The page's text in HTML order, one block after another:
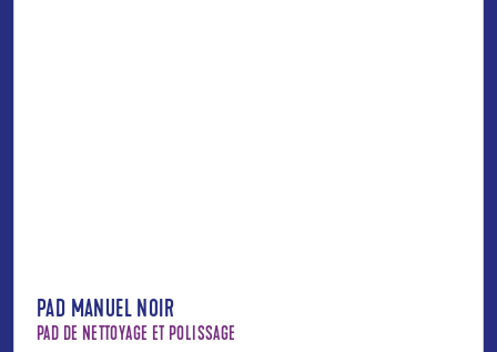
PAD MANUEL NOIR
PAD DE NETTOYAGE ET POLISSAGE